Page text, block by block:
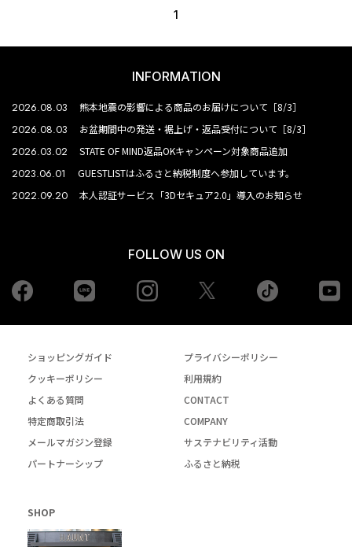
1
INFORMATION
2026.08.03 熊本地震の影響による商品のお届けについて［8/3］
2026.08.03 お盆期間中の発送・裾上げ・返品受付について［8/3］
2026.03.02 STATE OF MIND返品OKキャンペーン対象商品追加
2023.06.01 GUESTLISTはふるさと納税制度へ参加しています。
2022.09.20 本人認証サービス「3Dセキュア2.0」導入のお知らせ
FOLLOW US ON
Facebook Instagram tiktok
ショッピングガイド
プライバシーポリシー
クッキーポリシー
利用規約
よくある質問
CONTACT
特定商取引法
COMPANY
メールマガジン登録
サステナビリティ活動
パートナーシップ
ふるさと納税
SHOP